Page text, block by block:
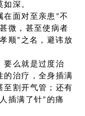
深。
在面对至亲患“不
微，甚至使病者
顺”之名，避讳放
要么就是过度治
的治疗，全身插满
割开气管；还有
插满了针”的痛